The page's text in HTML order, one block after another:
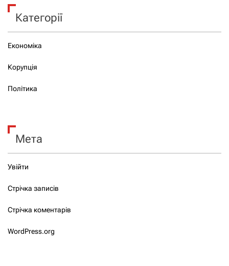
Категорії
Економіка
Корупція
Політика
Мета
Увійти
Стрічка записів
Стрічка коментарів
WordPress.org